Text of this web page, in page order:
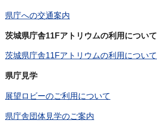
県庁への交通案内
茨城県庁舎11Fアトリウムの利用について
茨城県庁舎11Fアトリウムの利用について
県庁見学
展望ロビーのご利用について
県庁舎団体見学のご案内